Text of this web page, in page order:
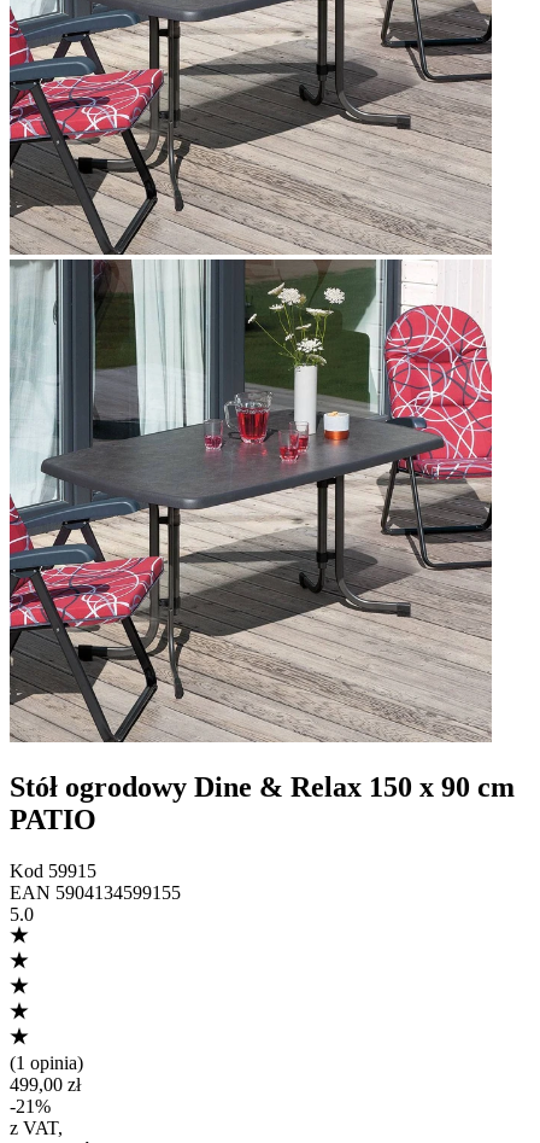
Stół ogrodowy Dine & Relax 150 x 90 cm
PATIO
Kod 59915
EAN 5904134599155
5.0
(1 opinia)
499,00 zł
-21%
z VAT,